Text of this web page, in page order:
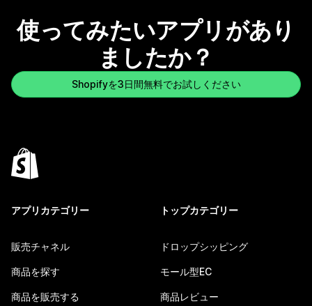
使ってみたいアプリがあり
ましたか？
Shopifyを3日間無料でお試しください
アプリカテゴリー
販売チャネル
商品を探す
商品を販売する
トップカテゴリー
ドロップシッピング
モール型EC
商品レビュー